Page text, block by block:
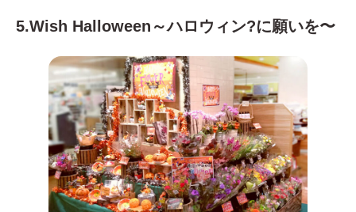
5.Wish Halloween～ハロウィン?に願いを〜